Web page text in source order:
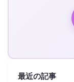
最近の記事